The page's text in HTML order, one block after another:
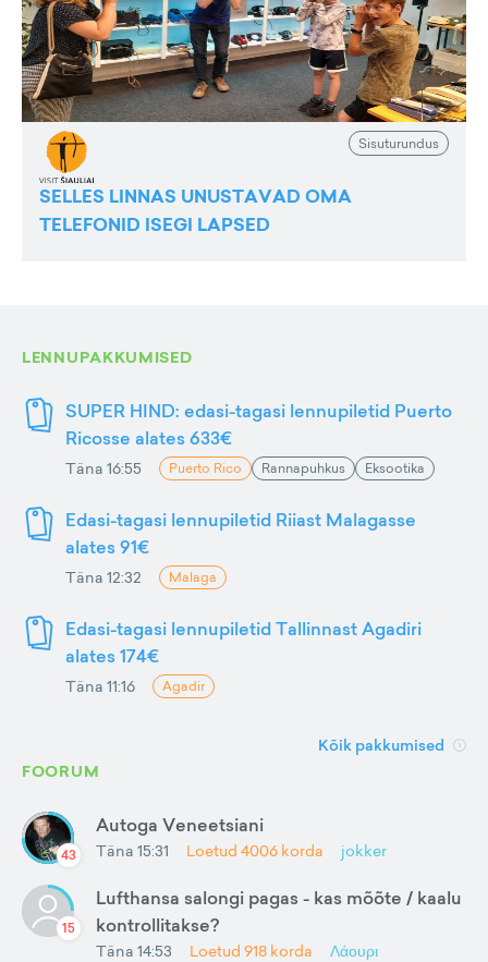
Sisuturundus
SELLES LINNAS UNUSTAVAD OMA
TELEFONID ISEGI LAPSED
LENNUPAKKUMISED
SUPER HIND: edasi-tagasi lennupiletid Puerto
Ricosse alates 633€
Täna 16:55 Puerto Rico Rannapuhkus Eksootika
Edasi-tagasi lennupiletid Riiast Malagasse
alates 91€
Täna 12:32 Malaga
Edasi-tagasi lennupiletid Tallinnast Agadiri
alates 174€
Täna 11:16 Agadir
Kõik pakkumised
FOORUM
43
Autoga Veneetsiani
Täna 15:31 Loetud 4006 korda jokker
15
Lufthansa salongi pagas - kas mõõte / kaalu
kontrollitakse?
Täna 14:53 Loetud 918 korda Λάουρι